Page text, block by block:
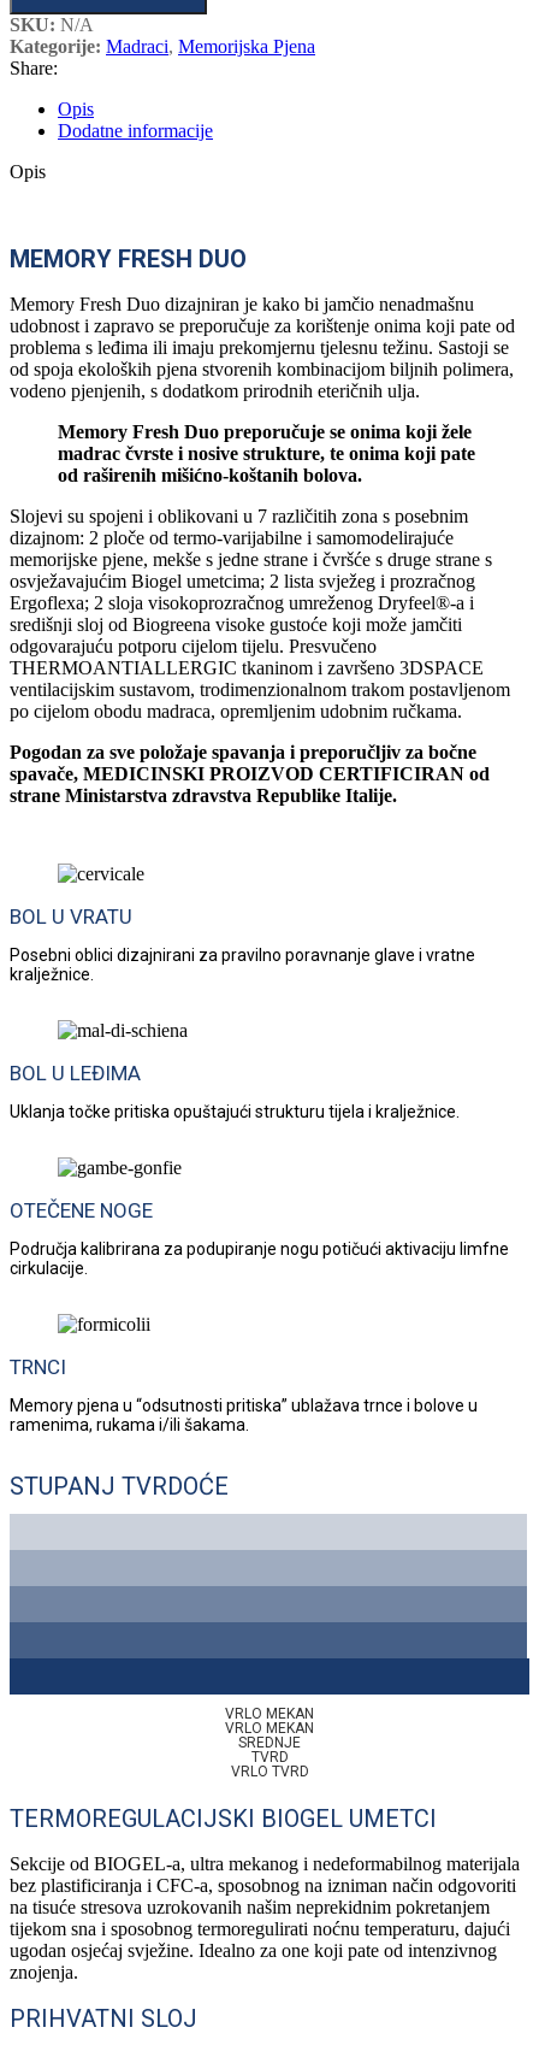
SKU: N/A
Kategorije: Madraci, Memorijska Pjena
Share:
Opis
Dodatne informacije
Opis
MEMORY FRESH DUO
Memory Fresh Duo dizajniran je kako bi jamčio nenadmašnu
udobnost i zapravo se preporučuje za korištenje onima koji pate od
problema s leđima ili imaju prekomjernu tjelesnu težinu. Sastoji se
od spoja ekoloških pjena stvorenih kombinacijom biljnih polimera,
vodeno pjenjenih, s dodatkom prirodnih eteričnih ulja.
Memory Fresh Duo preporučuje se onima koji žele
madrac čvrste i nosive strukture, te onima koji pate
od raširenih mišićno-koštanih bolova.
Slojevi su spojeni i oblikovani u 7 različitih zona s posebnim
dizajnom: 2 ploče od termo-varijabilne i samomodelirajuće
memorijske pjene, mekše s jedne strane i čvršće s druge strane s
osvježavajućim Biogel umetcima; 2 lista svježeg i prozračnog
Ergoflexa; 2 sloja visokoprozračnog umreženog Dryfeel®-a i
središnji sloj od Biogreena visoke gustoće koji može jamčiti
odgovarajuću potporu cijelom tijelu. Presvučeno
THERMOANTIALLERGIC tkaninom i završeno 3DSPACE
ventilacijskim sustavom, trodimenzionalnom trakom postavljenom
po cijelom obodu madraca, opremljenim udobnim ručkama.
Pogodan za sve položaje spavanja i preporučljiv za bočne
spavače, MEDICINSKI PROIZVOD CERTIFICIRAN od
strane Ministarstva zdravstva Republike Italije.
BOL U VRATU
Posebni oblici dizajnirani za pravilno poravnanje glave i vratne
kralježnice.
BOL U LEĐIMA
Uklanja točke pritiska opuštajući strukturu tijela i kralježnice.
OTEČENE NOGE
Područja kalibrirana za podupiranje nogu potičući aktivaciju limfne
cirkulacije.
TRNCI
Memory pjena u “odsutnosti pritiska” ublažava trnce i bolove u
ramenima, rukama i/ili šakama.
STUPANJ TVRDOĆE
VRLO MEKAN
VRLO MEKAN
SREDNJE
TVRD
VRLO TVRD
TERMOREGULACIJSKI BIOGEL UMETCI
Sekcije od BIOGEL-a, ultra mekanog i nedeformabilnog materijala
bez plastificiranja i CFC-a, sposobnog na izniman način odgovoriti
na tisuće stresova uzrokovanih našim neprekidnim pokretanjem
tijekom sna i sposobnog termoregulirati noćnu temperaturu, dajući
ugodan osjećaj svježine. Idealno za one koji pate od intenzivnog
znojenja.
PRIHVATNI SLOJ